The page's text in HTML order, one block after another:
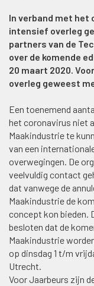
In verband met het
intensief overleg
partners van de
over de komende
20 maart 2020.
overleg geweest
Een toenemend
het coronavirus niet
Maakindustrie te
van een
overwegingen. De
veelvuldig contact
dat vanwege de
Maakindustrie de
concept kon bieden.
besloten dat de
Maakindustrie
op dinsdag 1 t/m
Utrecht.
Voor Jaarbeurs zijn